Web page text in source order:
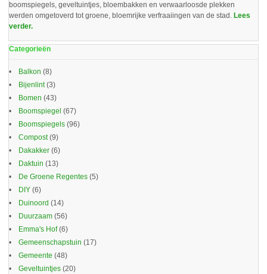
boomspiegels, geveltuintjes, bloembakken en verwaarloosde plekken
werden omgetoverd tot groene, bloemrijke verfraaiingen van de stad. Lees
verder.
Categorieën
Balkon (8)
Bijenlint(3)
Bomen (43)
Boomspiegel (67)
Boomspiegels (96)
Compost(9)
Dakakker (6)
Daktuin (13)
De Groene Regentes (5)
DIY (6)
Duinoord (14)
Duurzaam (56)
Emma's Hof(6)
Gemeenschapstuin (17)
Gemeente (48)
Geveltuintjes (20)